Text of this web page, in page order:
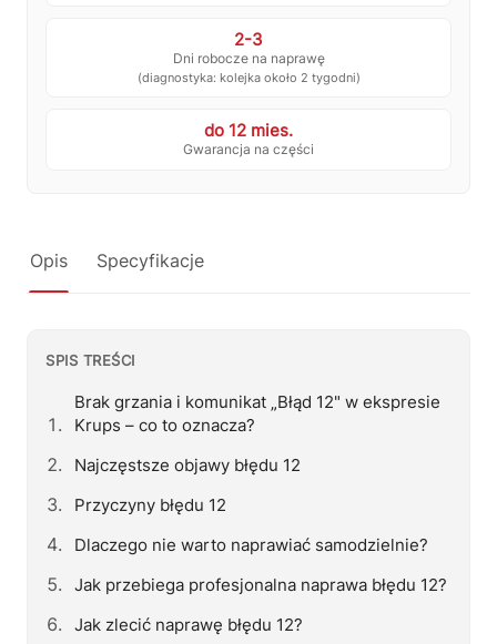
2-3
Dni robocze na naprawę
(diagnostyka: kolejka około 2 tygodni)
do 12 mies.
Gwarancja na części
Opis Specyfikacje
SPIS TREŚCI
Brak grzania i komunikat „Błąd 12" w ekspresie
Krups – co to oznacza?
Najczęstsze objawy błędu 12
Przyczyny błędu 12
Dlaczego nie warto naprawiać samodzielnie?
Jak przebiega profesjonalna naprawa błędu 12?
Jak zlecić naprawę błędu 12?
Reklamacja naprawy 📦 Reklamacja towaru